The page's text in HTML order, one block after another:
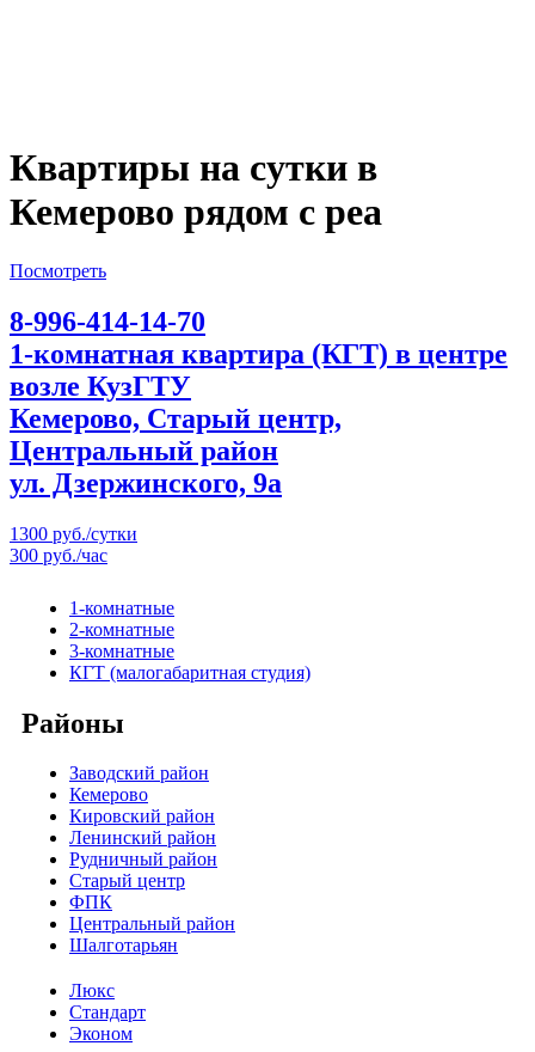
Квартиры на сутки в
Кемерово рядом с реа
Посмотреть
8-996-414-14-70
1-комнатная квартира (КГТ) в центре
возле КузГТУ
Кемерово, Старый центр,
Центральный район
ул. Дзержинского, 9а
1300 руб./сутки
300 руб./час
1-комнатные
2-комнатные
3-комнатные
КГТ (малогабаритная студия)
Районы
Заводский район
Кемерово
Кировский район
Ленинский район
Рудничный район
Старый центр
ФПК
Центральный район
Шалготарьян
Люкс
Стандарт
Эконом